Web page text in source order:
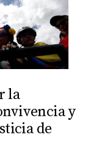
la
y
de